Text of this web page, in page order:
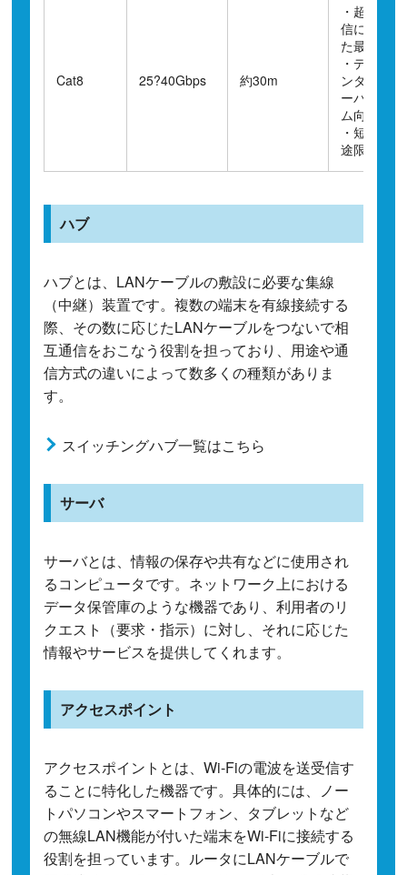
Cat8 25?40Gbps 約30m
・超高速通
信に対応し
た最新規格
・データセ
ンターやサ
ーバールー
ム向け
・短距離用
途限定
ハブ
ハブとは、LANケーブルの敷設に必要な集線
（中継）装置です。複数の端末を有線接続する
際、その数に応じたLANケーブルをつないで相
互通信をおこなう役割を担っており、用途や通
信方式の違いによって数多くの種類がありま
す。
スイッチングハブ一覧はこちら
サーバ
サーバとは、情報の保存や共有などに使用され
るコンピュータです。ネットワーク上における
データ保管庫のような機器であり、利用者のリ
クエスト（要求・指示）に対し、それに応じた
情報やサービスを提供してくれます。
アクセスポイント
アクセスポイントとは、Wi-Fiの電波を送受信す
ることに特化した機器です。具体的には、ノー
トパソコンやスマートフォン、タブレットなど
の無線LAN機能が付いた端末をWi-Fiに接続する
役割を担っています。ルータにLANケーブルで